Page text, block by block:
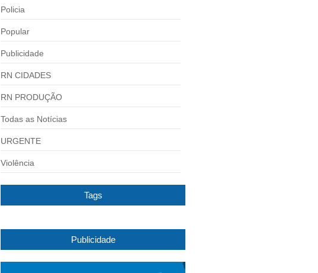
Policia
Popular
Publicidade
RN CIDADES
RN PRODUÇÃO
Todas as Notícias
URGENTE
Violência
Tags
Publicidade